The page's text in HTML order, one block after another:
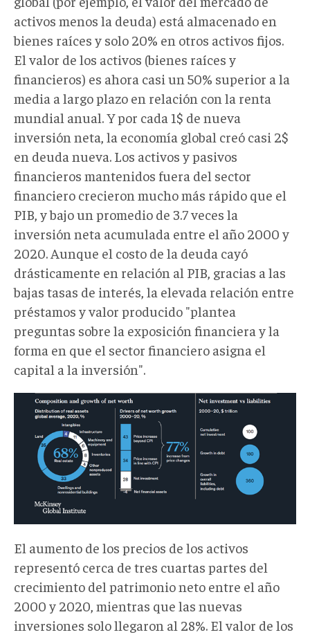
activos menos la deuda) está almacenado en
bienes raíces y solo 20% en otros activos fijos.
El valor de los activos (bienes raíces y
financieros) es ahora casi un 50% superior a la
media a largo plazo en relación con la renta
mundial anual. Y por cada 1$ de nueva
inversión neta, la economía global creó casi 2$
en deuda nueva. Los activos y pasivos
financieros mantenidos fuera del sector
financiero crecieron mucho más rápido que el
PIB, y bajo un promedio de 3.7 veces la
inversión neta acumulada entre el año 2000 y
2020. Aunque el costo de la deuda cayó
drásticamente en relación al PIB, gracias a las
bajas tasas de interés, la elevada relación entre
préstamos y valor producido "plantea
preguntas sobre la exposición financiera y la
forma en que el sector financiero asigna el
capital a la inversión".
gl5.png
El aumento de los precios de los activos
representó cerca de tres cuartas partes del
crecimiento del patrimonio neto entre el año
2000 y 2020, mientras que las nuevas
inversiones solo llegaron al 28%. El valor de los